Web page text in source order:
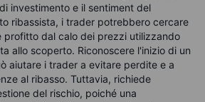
investimento e il sentiment del
ribassista, i trader potrebbero cercare
profitto dal calo dei prezzi utilizzando
allo scoperto. Riconoscere l'inizio di un
aiutare i trader a evitare perdite e a
al ribasso. Tuttavia, richiede
del rischio, poiché una